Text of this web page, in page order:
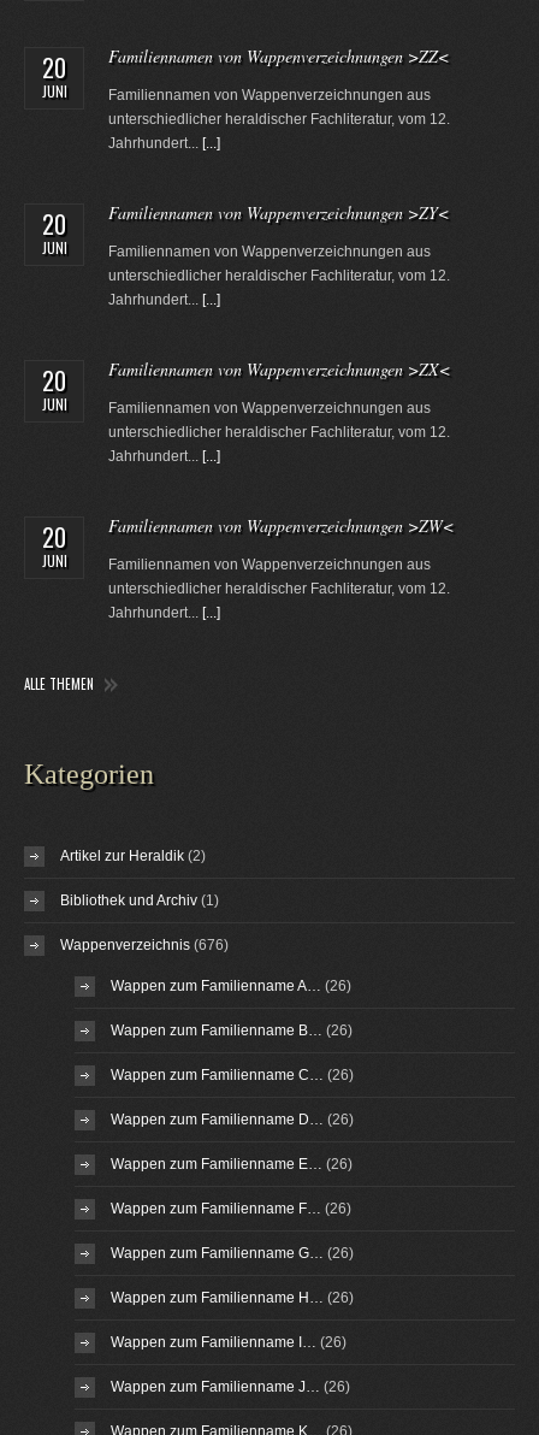
20
JUNI
Familiennamen von Wappenverzeichnungen >ZZ<
Familiennamen von Wappenverzeichnungen aus
unterschiedlicher heraldischer Fachliteratur, vom 12.
Jahrhundert... [...]
20
JUNI
Familiennamen von Wappenverzeichnungen >ZY<
Familiennamen von Wappenverzeichnungen aus
unterschiedlicher heraldischer Fachliteratur, vom 12.
Jahrhundert... [...]
20
JUNI
Familiennamen von Wappenverzeichnungen >ZX<
Familiennamen von Wappenverzeichnungen aus
unterschiedlicher heraldischer Fachliteratur, vom 12.
Jahrhundert... [...]
20
JUNI
Familiennamen von Wappenverzeichnungen >ZW<
Familiennamen von Wappenverzeichnungen aus
unterschiedlicher heraldischer Fachliteratur, vom 12.
Jahrhundert... [...]
ALLE THEMEN
Kategorien
Artikel zur Heraldik (2)
Bibliothek und Archiv (1)
Wappenverzeichnis (676)
Wappen zum Familienname A… (26)
Wappen zum Familienname B… (26)
Wappen zum Familienname C… (26)
Wappen zum Familienname D… (26)
Wappen zum Familienname E… (26)
Wappen zum Familienname F… (26)
Wappen zum Familienname G… (26)
Wappen zum Familienname H… (26)
Wappen zum Familienname I… (26)
Wappen zum Familienname J… (26)
Wappen zum Familienname K… (26)